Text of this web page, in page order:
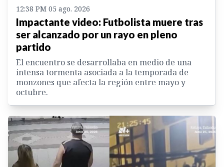
12:38 PM 05 ago. 2026
Impactante video: Futbolista muere tras
ser alcanzado por un rayo en pleno
partido
El encuentro se desarrollaba en medio de una
intensa tormenta asociada a la temporada de
monzones que afecta la región entre mayo y
octubre.